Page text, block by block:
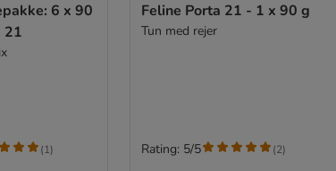
6 x 90
21
(1)
Feline Porta 21 - 1 x 90 g
Tun med rejer
Rating: 5/5 (2)